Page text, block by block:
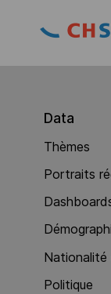
Data
Thèmes
Portraits
Nationalité
Politique